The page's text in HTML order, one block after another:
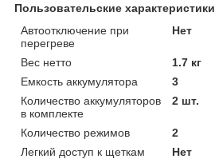
Пользовательские характеристики
Автоотключение при
перегреве
Нет
Вес нетто
1.7 кг
Емкость аккумулятора
3
Количество аккумуляторов
в комплекте
2 шт.
Количество режимов
2
Легкий доступ к щеткам
Нет